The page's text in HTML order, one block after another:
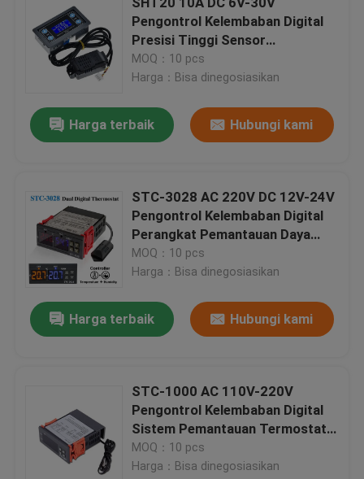
Pengontrol Kelembaban Digital
Presisi Tinggi Sensor
Pemantauan Suhu
MOQ：10 pcs
Harga：Bisa dinegosiasikan
Harga terbaik Hubungi kami
STC-3028 AC 220V DC 12V-24V
Pengontrol Kelembaban Digital
Perangkat Pemantauan Daya
Ganda
MOQ：10 pcs
Harga：Bisa dinegosiasikan
Harga terbaik Hubungi kami
STC-1000 AC 110V-220V
Pengontrol Kelembaban Digital
Sistem Pemantauan Termostat
Suhu
MOQ：10 pcs
Harga：Bisa dinegosiasikan